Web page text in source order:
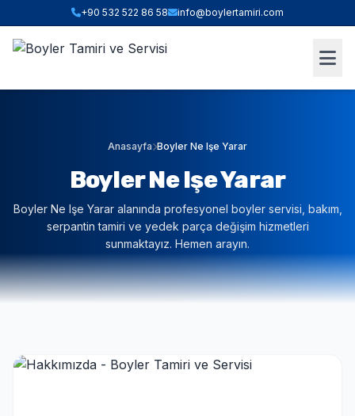
+90 532 522 86 58 info@boylertamiri.com
Anasayfa Boyler Ne Işe Yarar
Boyler Ne Işe Yarar
Boyler Ne Işe Yarar alanında profesyonel boyler servisi, bakım,
serpantin tamiri ve yedek parça değişim hizmetleri
sunmaktayız. Hemen arayın.
ANINDA FIYAT HESABI
2. BOYLER HACMI / TIPI
3. BULUNDUĞUNUZ İLÇE (İSTANBUL)